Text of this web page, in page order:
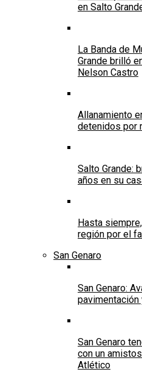
en Salto
La Banda de
Grande brilló
Nelson Castro
Allanamiento
detenidos por
Salto Grande:
años en su
Hasta
región por el
San Genaro
San Genaro:
pavimentación
San Genaro
con un
Atlético